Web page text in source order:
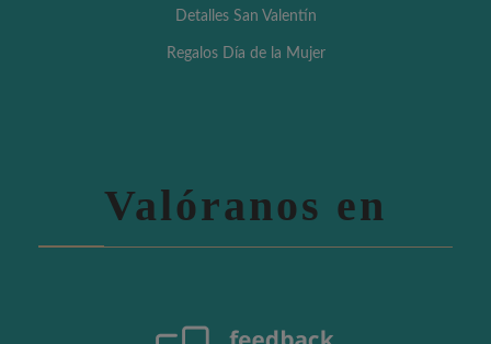
Detalles San Valentín
Regalos Día de la Mujer
Valóranos en